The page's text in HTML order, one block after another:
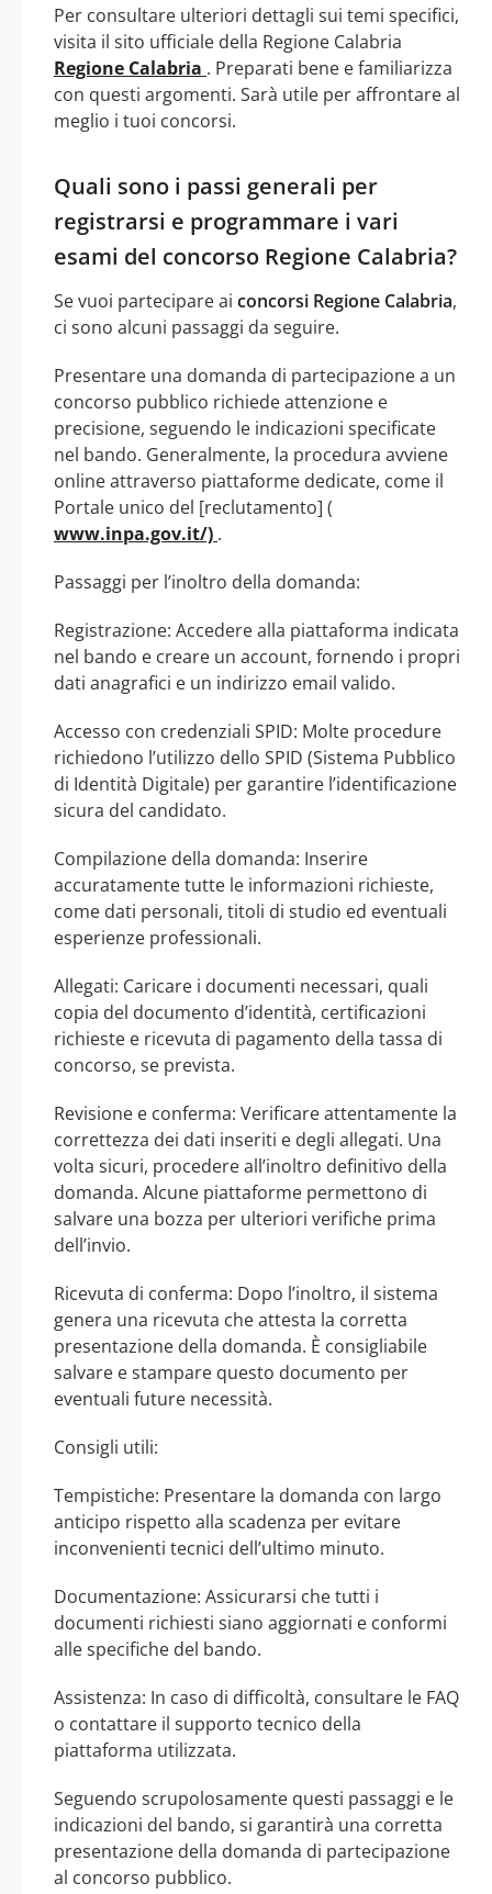
Per consultare ulteriori dettagli sui temi specifici,
visita il sito ufficiale della Regione Calabria
Regione Calabria . Preparati bene e familiarizza
con questi argomenti. Sarà utile per affrontare al
meglio i tuoi concorsi.
Quali sono i passi generali per
registrarsi e programmare i vari
esami del concorso Regione Calabria?
Se vuoi partecipare ai concorsi Regione Calabria,
ci sono alcuni passaggi da seguire.
Presentare una domanda di partecipazione a un
concorso pubblico richiede attenzione e
precisione, seguendo le indicazioni specificate
nel bando. Generalmente, la procedura avviene
online attraverso piattaforme dedicate, come il
Portale unico del [reclutamento] (
www.inpa.gov.it/) .
Passaggi per l’inoltro della domanda:
Registrazione: Accedere alla piattaforma indicata
nel bando e creare un account, fornendo i propri
dati anagrafici e un indirizzo email valido.
Accesso con credenziali SPID: Molte procedure
richiedono l’utilizzo dello SPID (Sistema Pubblico
di Identità Digitale) per garantire l’identificazione
sicura del candidato.
Compilazione della domanda: Inserire
accuratamente tutte le informazioni richieste,
come dati personali, titoli di studio ed eventuali
esperienze professionali.
Allegati: Caricare i documenti necessari, quali
copia del documento d’identità, certificazioni
richieste e ricevuta di pagamento della tassa di
concorso, se prevista.
Revisione e conferma: Verificare attentamente la
correttezza dei dati inseriti e degli allegati. Una
volta sicuri, procedere all’inoltro definitivo della
domanda. Alcune piattaforme permettono di
salvare una bozza per ulteriori verifiche prima
dell’invio.
Ricevuta di conferma: Dopo l’inoltro, il sistema
genera una ricevuta che attesta la corretta
presentazione della domanda. È consigliabile
salvare e stampare questo documento per
eventuali future necessità.
Consigli utili:
Tempistiche: Presentare la domanda con largo
anticipo rispetto alla scadenza per evitare
inconvenienti tecnici dell’ultimo minuto.
Documentazione: Assicurarsi che tutti i
documenti richiesti siano aggiornati e conformi
alle specifiche del bando.
Assistenza: In caso di difficoltà, consultare le FAQ
o contattare il supporto tecnico della
piattaforma utilizzata.
Seguendo scrupolosamente questi passaggi e le
indicazioni del bando, si garantirà una corretta
presentazione della domanda di partecipazione
al concorso pubblico.